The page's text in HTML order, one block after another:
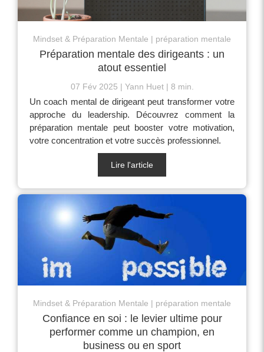
Mindset & Préparation Mentale préparation mentale
Préparation mentale des dirigeants : un
atout essentiel
07 Fév 2025 Yann Huet 8 min.
Un coach mental de dirigeant peut transformer votre
approche du leadership. Découvrez comment la
préparation mentale peut booster votre motivation,
votre concentration et votre succès professionnel.
Lire l'article
Mindset & Préparation Mentale préparation mentale
Confiance en soi : le levier ultime pour
performer comme un champion, en
business ou en sport